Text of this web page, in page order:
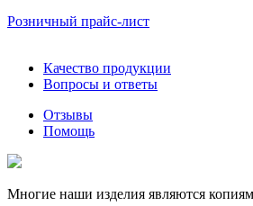
Розничный прайс-лист
Качество продукции
Вопросы и ответы
Отзывы
Помощь
Многие наши изделия являются